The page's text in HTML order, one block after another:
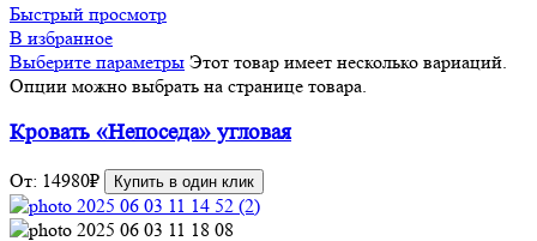
Быстрый просмотр
В избранное
Выберите параметры Этот товар имеет несколько вариаций.
Опции можно выбрать на странице товара.
Кровать «Непоседа» угловая
От: 14980₽ Купить в один клик